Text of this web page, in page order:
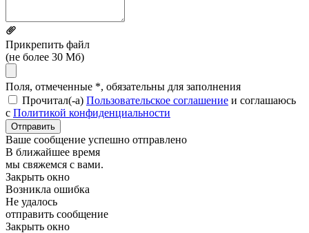
Прикрепить файл
(не более 30 Мб)
Поля, отмеченные *, обязательны для заполнения
Прочитал(-а) Пользовательское соглашение и соглашаюсь
с Политикой конфиденциальности
Отправить
Ваше сообщение успешно отправлено
В ближайшее время
мы свяжемся с вами.
Закрыть окно
Возникла ошибка
Не удалось
отправить сообщение
Закрыть окно